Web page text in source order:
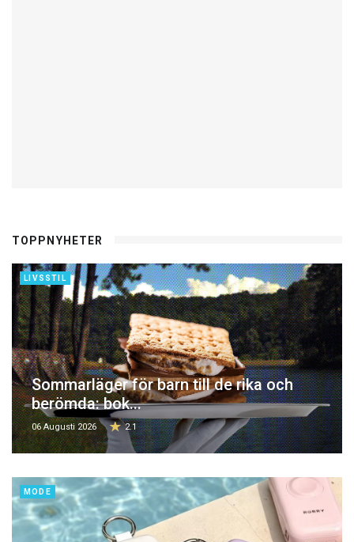
TOPPNYHETER
LIVSSTIL
Sommarläger för barn till de rika och
berömda: bok...
06 Augusti 2026 2.1
MODE